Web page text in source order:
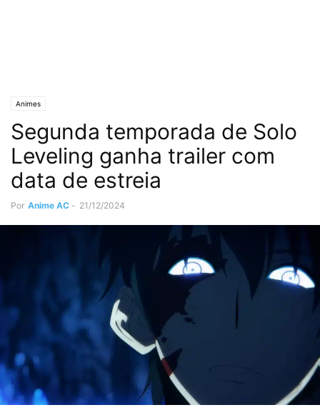
Animes
Segunda temporada de Solo
Leveling ganha trailer com
data de estreia
Por Anime AC - 21/12/2024